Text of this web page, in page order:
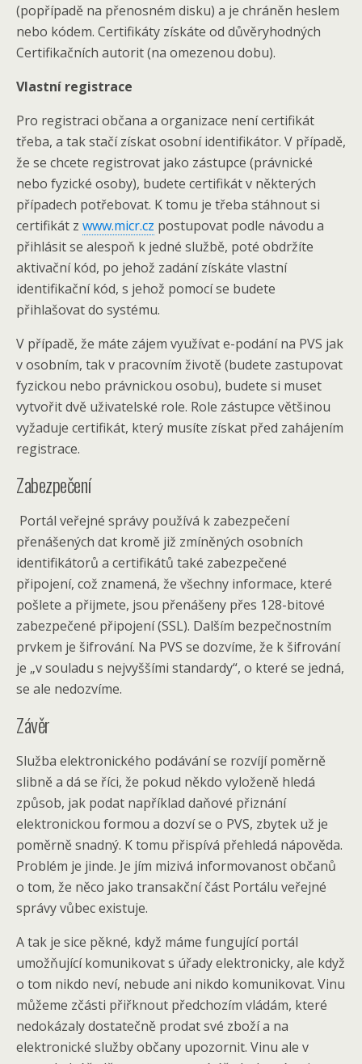
(popřípadě na přenosném disku) a je chráněn heslem
nebo kódem. Certifikáty získáte od důvěryhodných
Certifikačních autorit (na omezenou dobu).
Vlastní registrace
Pro registraci občana a organizace není certifikát
třeba, a tak stačí získat osobní identifikátor. V případě,
že se chcete registrovat jako zástupce (právnické
nebo fyzické osoby), budete certifikát v některých
případech potřebovat. K tomu je třeba stáhnout si
certifikát z www.micr.cz postupovat podle návodu a
přihlásit se alespoň k jedné službě, poté obdržíte
aktivační kód, po jehož zadání získáte vlastní
identifikační kód, s jehož pomocí se budete
přihlašovat do systému.
V případě, že máte zájem využívat e-podání na PVS jak
v osobním, tak v pracovním životě (budete zastupovat
fyzickou nebo právnickou osobu), budete si muset
vytvořit dvě uživatelské role. Role zástupce většinou
vyžaduje certifikát, který musíte získat před zahájením
registrace.
Zabezpečení
Portál veřejné správy používá k zabezpečení
přenášených dat kromě již zmíněných osobních
identifikátorů a certifikátů také zabezpečené
připojení, což znamená, že všechny informace, které
pošlete a přijmete, jsou přenášeny přes 128-bitové
zabezpečené připojení (SSL). Dalším bezpečnostním
prvkem je šifrování. Na PVS se dozvíme, že k šifrování
je „v souladu s nejvyššími standardy“, o které se jedná,
se ale nedozvíme.
Závěr
Služba elektronického podávání se rozvíjí poměrně
slibně a dá se říci, že pokud někdo vyloženě hledá
způsob, jak podat například daňové přiznání
elektronickou formou a dozví se o PVS, zbytek už je
poměrně snadný. K tomu přispívá přehledá nápověda.
Problém je jinde. Je jím mizivá informovanost občanů
o tom, že něco jako transakční část Portálu veřejné
správy vůbec existuje.
A tak je sice pěkné, když máme fungující portál
umožňující komunikovat s úřady elektronicky, ale když
o tom nikdo neví, nebude ani nikdo komunikovat. Vinu
můžeme zčásti přiřknout předchozím vládám, které
nedokázaly dostatečně prodat své zboží a na
elektronické služby občany upozornit. Vinu ale v